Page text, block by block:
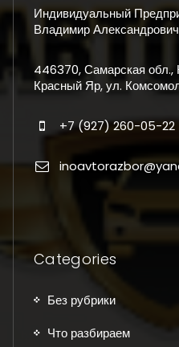
Индивидуальный
Владимир Александрович
446370, Самарская обл.,
Красный Яр, ул.
+7 (927) 260-05-22
Categories
Без рубрики
Что разбираем